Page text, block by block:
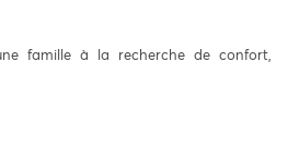
famille à la recherche de confort,